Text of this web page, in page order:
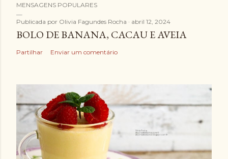
MENSAGENS POPULARES
Publicada por Olivia Fagundes Rocha abril 12, 2024
BOLO DE BANANA, CACAU E AVEIA
Partilhar Enviar um comentário